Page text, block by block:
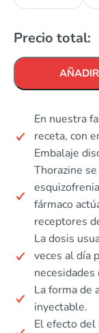
Precio total:
En nuestra
receta, con
Embalaje
Thorazine
fármaco
receptores
La dosis
veces al día
La forma de
inyectable.
El efecto